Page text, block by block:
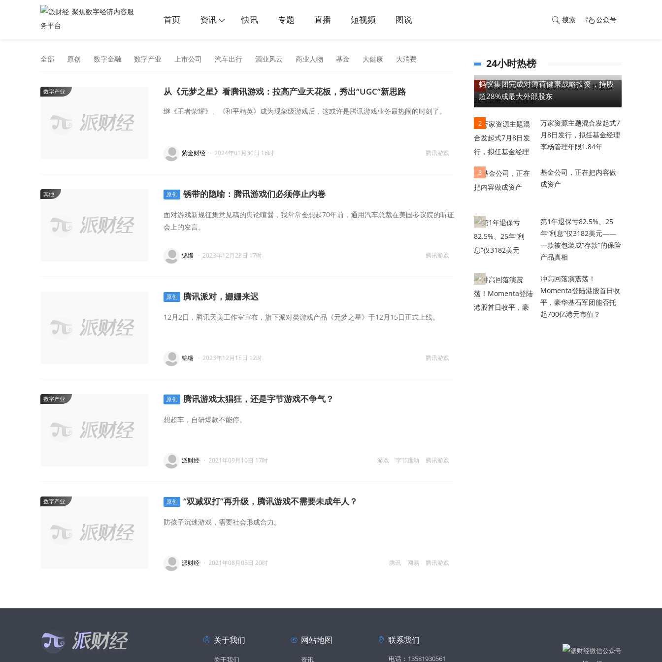
首页 资讯 快讯 专题 直播 短视频 图说 搜索 公众号
全部 原创 数字金融 数字产业 上市公司 汽车出行 酒业风云 商业人物 基金 大健康 大消费
数字产业 从《元梦之星》看腾讯游戏：拉高产业天花板，秀出“UGC”新思路
继《王者荣耀》、《和平精英》成为现象级游戏后，这或许是腾讯游戏业务最热闹的时刻了。
腾讯游戏
紫金财经 · 2024年01月30日 16时
其他 原创 锈带的隐喻：腾讯游戏们必须停止内卷
面对游戏新规征集意见稿的舆论喧嚣，我常常会想起70年前，通用汽车总裁在美国参议院的听证
会上的发言。
腾讯游戏
锦缎 · 2023年12月28日 17时
原创 腾讯派对，姗姗来迟
12月2日，腾讯天美工作室宣布，旗下派对类游戏产品《元梦之星》于12月15日正式上线。
腾讯游戏
锦缎 · 2023年12月15日 12时
数字产业 原创 腾讯游戏太猖狂，还是字节游戏不争气？
想超车，自研爆款不能停。
游戏 字节跳动 腾讯游戏
派财经 · 2021年09月10日 17时
数字产业 原创 “双减双打”再升级，腾讯游戏不需要未成年人？
防孩子沉迷游戏，需要社会形成合力。
腾讯 网易 腾讯游戏
派财经 · 2021年08月05日 20时
24小时热榜
1
蚂蚁集团完成对薄荷健康战略投资，持股
超28%成最大外部股东
2
万家资源主题混合发起式7
月8日发行，拟任基金经理
李杨管理年限1.84年
3
基金公司，正在把内容做
成资产
4
第1年退保亏82.5%、25
年“利息”仅3182美元——
一款被包装成“存款”的保险
产品真相
5
冲高回落演震荡！
Momenta登陆港股首日收
平，豪华基石军团能否托
起700亿港元市值？
关于我们
关于我们
网站地图
资讯
联系我们
电话：13581930561